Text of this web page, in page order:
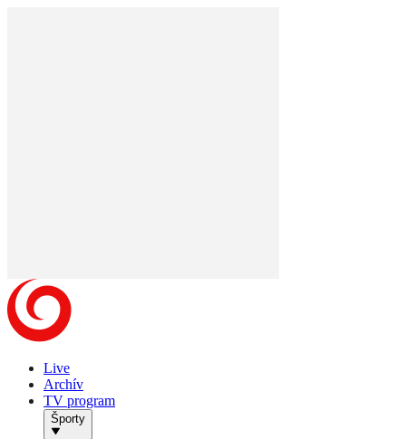
Live
Archív
TV program
Športy